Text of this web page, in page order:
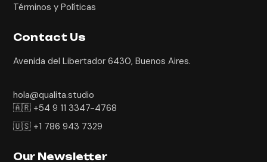
Términos y Políticas
Contact Us
Avenida del Libertador 6430, Buenos Aires.
hola@qualita.studio
🇦🇷 +54 9 11 3347-4768
🇺🇸 +1 786 943 7329
Our Newsletter